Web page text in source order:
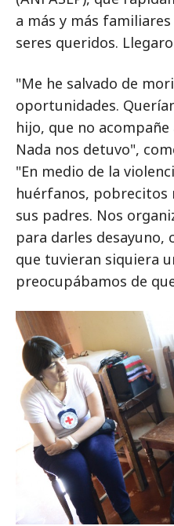
a más y más
seres queridos.
"Me he salvado de
oportunidades.
hijo, que no
Nada nos detuvo",
"En medio de la
huérfanos, pobrecitos
sus padres. Nos
para darles desayuno,
que tuvieran siquiera
preocupábamos de